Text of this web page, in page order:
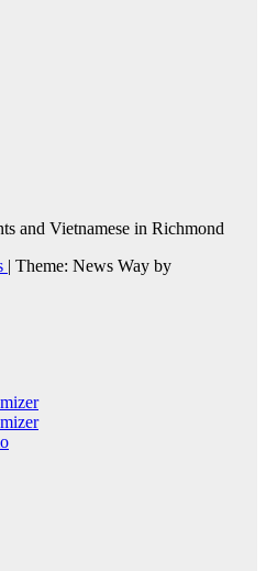
and Vietnamese in Richmond
| Theme: News Way by